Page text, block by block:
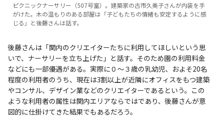
ピクニックナーサリー（507号室）。建築家の古市久美子さんが内装を手
がけた。木の温もりのある部屋は「子どもたちの情緒も安定するように感
じる」と後藤さんは話す。
後藤さんは「関内のクリエイターたちに利用してほしいという思
いで、ナーサリーを立ち上げた」と話す。そのため園の利用料金
などにも一部優遇がある。実際に０～３歳の乳幼児、およそ20名
程度の利用者のうち、現在は3割以上が近隣にオフィスをもつ建築
やコンサル、デザイン業などのクリエイターであるという。この
ような利用者の属性は関内エリアならではであり、後藤さんが意
図的に仕掛けてきた結果でもあるだろう。